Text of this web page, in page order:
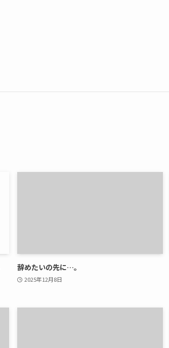
辞めたいの先に…。
2025年12月8日